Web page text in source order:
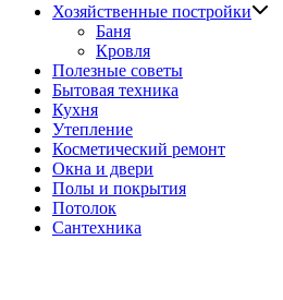
Хозяйственные постройки
Баня
Кровля
Полезные советы
Бытовая техника
Кухня
Утепление
Косметический ремонт
Окна и двери
Полы и покрытия
Потолок
Сантехника